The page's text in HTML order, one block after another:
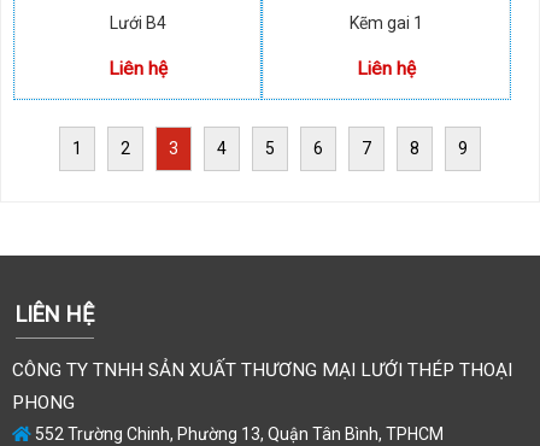
Lưới B4
Liên hệ
Kẽm gai 1
Liên hệ
1 2 3 4 5 6 7 8 9
LIÊN HỆ
CÔNG TY TNHH SẢN XUẤT THƯƠNG MẠI LƯỚI THÉP THOẠI
PHONG
552 Trường Chinh, Phường 13, Quận Tân Bình, TPHCM